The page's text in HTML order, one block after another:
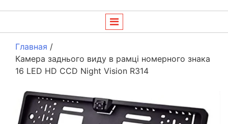
Главная /
Камера заднього виду в рамці номерного знака
16 LED HD CCD Night Vision R314